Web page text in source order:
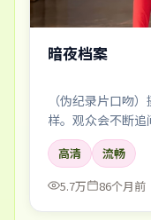
暗夜档案
（伪纪录片口吻
样。观众会不断追
高清
流畅
5.7万
86个月前